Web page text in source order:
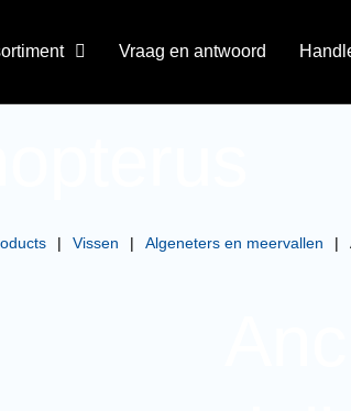
Vraag en antwoord
| Vissen | Algeneters en meervallen |